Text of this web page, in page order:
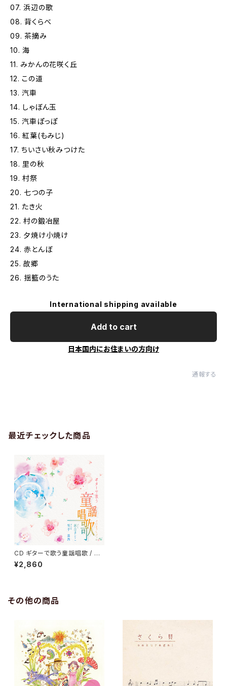
07. 浜辺の歌
08. 背くらべ
09. 茶摘み
10. 海
11. みかんの花咲く丘
12. この道
13. 汽車
14. しゃぼん玉
15. 汽車ぽっぽ
16. 紅葉(もみじ)
17. ちいさい秋みつけた
18. 里の秋
19. 村祭
20. 七つの子
21. たき火
22. 村の鍛冶屋
23. 夕焼け小焼け
24. 赤とんぼ
25. 故郷
26. 揺籃のうた
International shipping available
Add to cart
日本国内にお住まいの方向け
通報する
最近チェックした商品
CD ギターで歌う童謡唱歌 / 落
合さとこ 笹子重治
¥2,860
その他の商品